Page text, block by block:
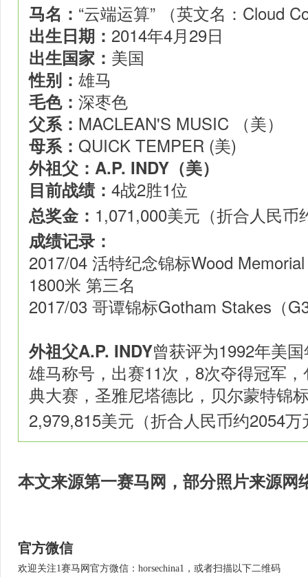
马名： “云端运算” （英文名： Cloud
出生日期： 2014年4月29日
出生国家： 美国
性别： 雄马
毛色： 深枣色
父系： MACLEAN'S MUSIC （美）
母系： QUICK TEMPER (美)
外祖父： A.P. INDY（美）
目前战绩： 4战2胜1位
总奖金： 1,071,000美元（折合人民币
成绩记录：
2017/04 活特纪念锦标Wood
1800米 第三名
2017/03 哥谭锦标Gotham Stakes（
外祖父A.P. INDY曾获评为1992年美
雄马称号，出赛11次，8次夺得冠军
典大赛，圣雅尼塔德比，贝尔蒙特锦
2,979,815美元（折合人民币约2054万
本文来源第一赛马网 ，部分照片来源网
官方微信
欢迎关注1赛马网官方微信：horsechina1，或者扫描以下二维码